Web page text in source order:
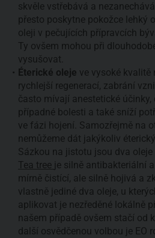
skvěle vstřebává a
přesto poskytne pokožce lehký
oleji v pečujících přípravcích
Ty ovšem mohou při
vysušovat.
Éterické oleje ve vysoké
rychlejší regenerací, zabrání
často mívají anestetické
případné bolesti a také sníží
ve fázi hojení. Samozřejmě na
nemůžeme dát jakýkoliv
Sázkou na jistotu jsou dva oleje
Tea tree je silně antibakteriální
mírně čistící, ale silně hojivá a
vlastně jediné dva oleje, u
aplikovat je nezředěné lokálně
našem případě ovšem stačí od
další osvědčenou volbou je EO